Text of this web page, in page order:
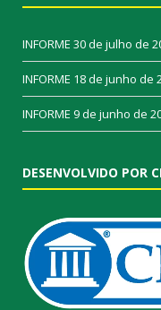
INFORME 30 de julho de
INFORME 18 de junho de
INFORME 9 de junho de
DESENVOLVIDO POR